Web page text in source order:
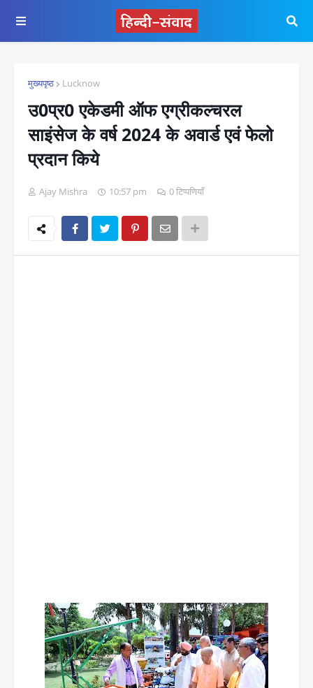
मुख्यपृष्ठ Lucknow
उ0प्र0 एकेडमी ऑफ एग्रीकल्चरल
साइंसेज के वर्ष 2024 के अवार्ड एवं फेलो
प्रदान किये
Ajay Mishra 10:57 pm 0 टिप्पणियाँ